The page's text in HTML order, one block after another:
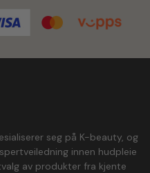
seg på K-beauty, og
innen hudpleie
av produkter fra kjente